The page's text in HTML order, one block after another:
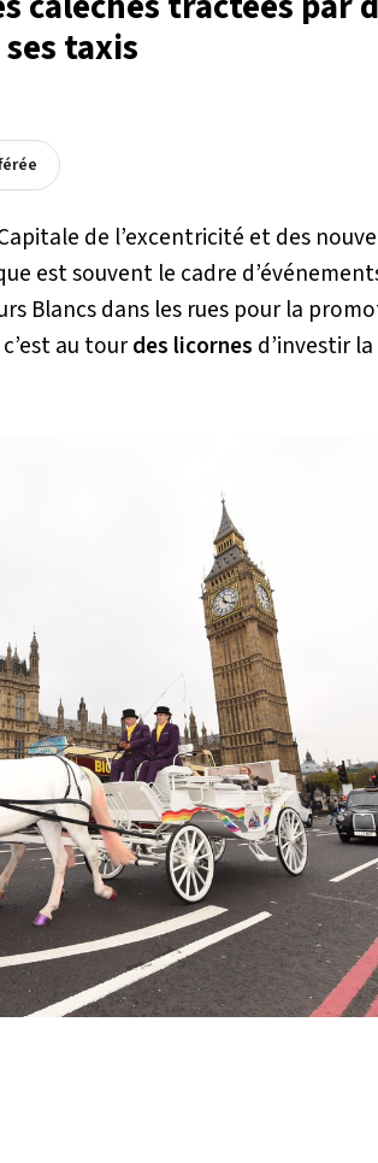
taxis
de l’excentricité et des
est souvent le cadre
Blancs dans les rues pour la
c’est au tourdes licornes d’investir